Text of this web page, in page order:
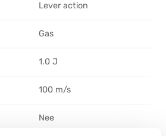
Lever action
Gas
1.0 J
100 m/s
Nee